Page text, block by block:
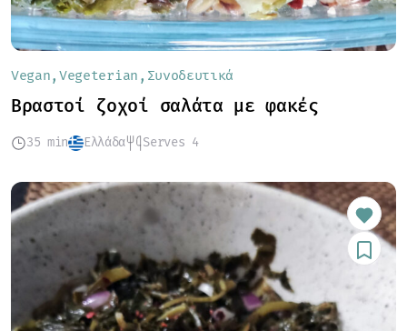
Vegan Vegeterian Συνοδευτικά
Βραστοί ζοχοί σαλάτα με φακές
35 min Ελλάδα Serves 4